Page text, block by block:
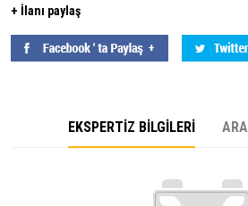
+ İlanı paylaş
EKSPERTİZ BİLGİLERİ